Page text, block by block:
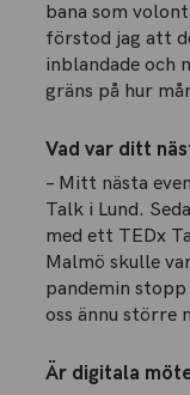
bana som
förstod jag att
inblandade och
gräns på hur
Vad var ditt
– Mitt nästa
Talk i Lund.
med ett TEDx
Malmö skulle
pandemin
oss ännu större
Är digitala